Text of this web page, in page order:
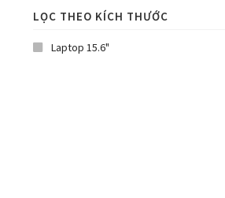
LỌC THEO KÍCH THƯỚC
Laptop 15.6"